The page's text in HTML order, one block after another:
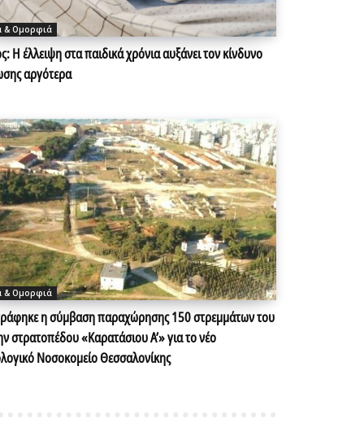
& Ομορφιά
Η έλλειψη στα παιδικά χρόνια αυξάνει τον κίνδυνο
αργότερα
& Ομορφιά
η σύμβαση παραχώρησης 150 στρεμμάτων του
στρατοπέδου «Καρατάσιου Α’» για το νέο
Νοσοκομείο Θεσσαλονίκης